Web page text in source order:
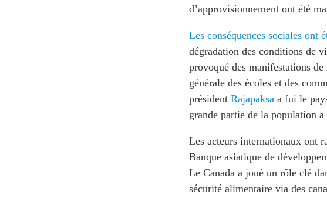
d’approvisionnement ont été
Les conséquences sociales ont
dégradation des conditions de
provoqué des manifestations
générale des écoles et des
président Rajapaksa a fui le
grande partie de la population
Les acteurs internationaux ont
Banque asiatique de
Le Canada a joué un rôle clé
sécurité alimentaire via des